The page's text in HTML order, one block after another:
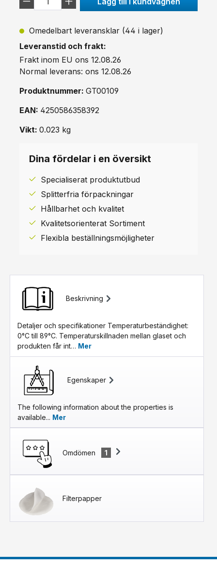
Omedelbart leveransklar (44 i lager)
Leveranstid och frakt:
Frakt inom EU ons 12.08.26
Normal leverans: ons 12.08.26
Produktnummer: GT00109
EAN: 4250586358392
Vikt: 0.023 kg
Dina fördelar i en översikt
Specialiserat produktutbud
Splitterfria förpackningar
Hållbarhet och kvalitet
Kvalitetsorienterat Sortiment
Flexibla beställningsmöjligheter
Beskrivning
Detaljer och specifikationer Temperaturbeständighet:
0°C till 89°C. Temperaturskillnaden mellan glaset och
produkten får int… Mer
Egenskaper
The following information about the properties is
available... Mer
Omdömen 1
Filterpapper